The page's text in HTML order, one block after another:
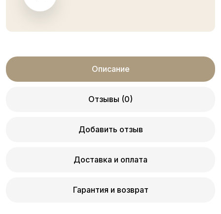
Описание
Отзывы (0)
Добавить отзыв
Доставка и оплата
Гарантия и возврат